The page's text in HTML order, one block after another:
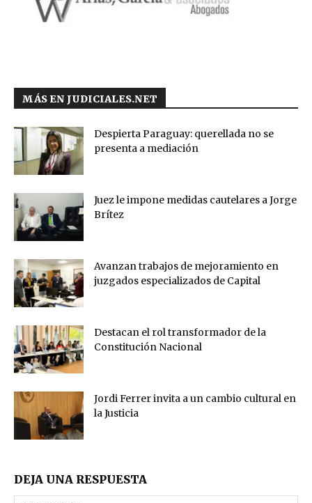
MÁS EN JUDICIALES.NET
Despierta Paraguay: querellada no se
presenta a mediación
Juez le impone medidas cautelares a Jorge
Brítez
Avanzan trabajos de mejoramiento en
juzgados especializados de Capital
Destacan el rol transformador de la
Constitución Nacional
Jordi Ferrer invita a un cambio cultural en
la Justicia
DEJA UNA RESPUESTA